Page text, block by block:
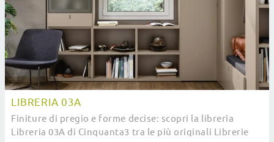
LIBRERIA 03A
Finiture di pregio e forme decise: scopri la libreria
Libreria 03A di Cinquanta3 tra le più originali Librerie